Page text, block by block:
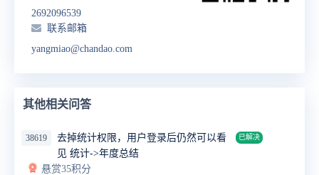
2692096539
联系邮箱
yangmiao@chandao.com
其他相关问答
38619
去掉统计权限，用户登录后仍然可以看
见 统计->年度总结
已解决
悬赏35积分